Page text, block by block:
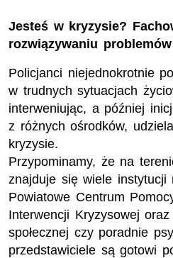
Jesteś w kryzysie?
rozwiązywaniu
Policjanci niejednokrotnie
w trudnych sytuacjach
interweniując, a później
z różnych ośrodków,
kryzysie.
Przypominamy, że na
znajduje się wiele instytucji
Powiatowe Centrum
Interwencji Kryzysowej
społecznej czy poradnie
przedstawiciele są gotowi